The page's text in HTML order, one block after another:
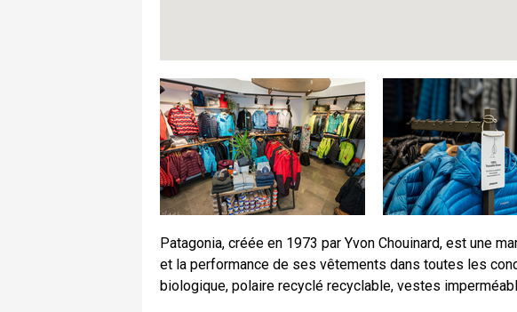
Patagonia, créée en 1973 par Yvon Chouinard, est une
et la performance de ses vêtements dans toutes les
biologique, polaire recyclé recyclable, vestes